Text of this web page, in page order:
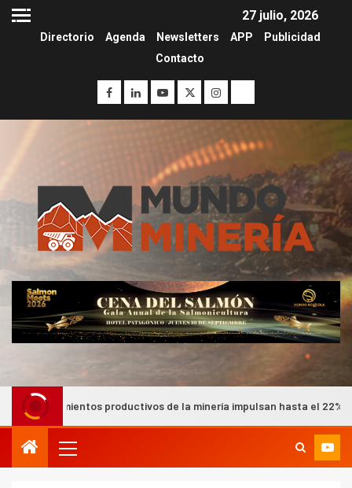
27 julio, 2026
Directorio Agenda Newsletters APP
Publicidad
Contacto
productivos de la minería impulsan hasta el 22% del PIB nacional